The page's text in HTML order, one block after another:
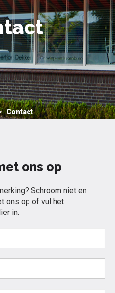
Contact
ons op
Schroom niet en
ons op of vul het
in.